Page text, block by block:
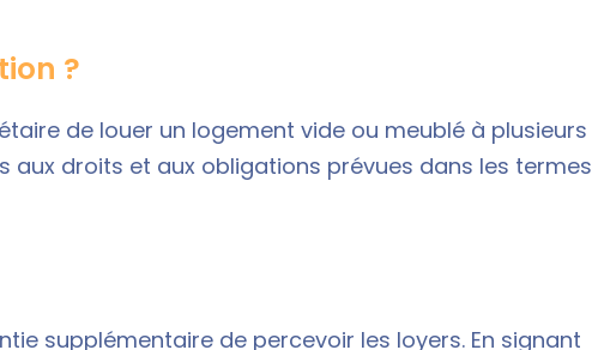
?
de louer un logement vide ou meublé à plusieurs
aux droits et aux obligations prévues dans les termes
supplémentaire de percevoir les loyers. En signant